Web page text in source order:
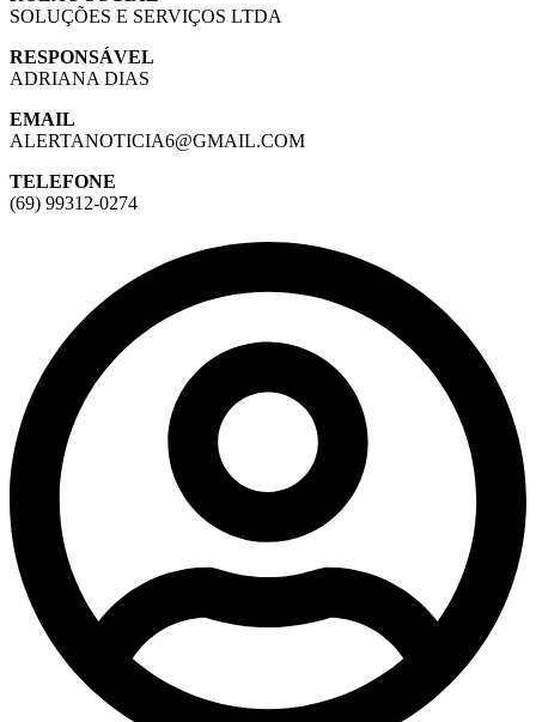
SOLUÇÕES E SERVIÇOS LTDA
RESPONSÁVEL
ADRIANA DIAS
EMAIL
ALERTANOTICIA6@GMAIL.COM
TELEFONE
(69) 99312-0274